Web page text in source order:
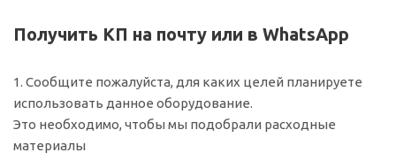
Получить КП на почту или в WhatsApp
1. Сообщите пожалуйста, для каких целей планируете
использовать данное оборудование.
Это необходимо, чтобы мы подобрали расходные
материалы